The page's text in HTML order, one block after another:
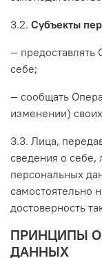
3.2. Субъекты
— предоставлять
себе;
— сообщать
изменении)
3.3. Лица,
сведения о себе,
персональных
самостоятельно
достоверность
ПРИНЦИПЫ
ДАННЫХ